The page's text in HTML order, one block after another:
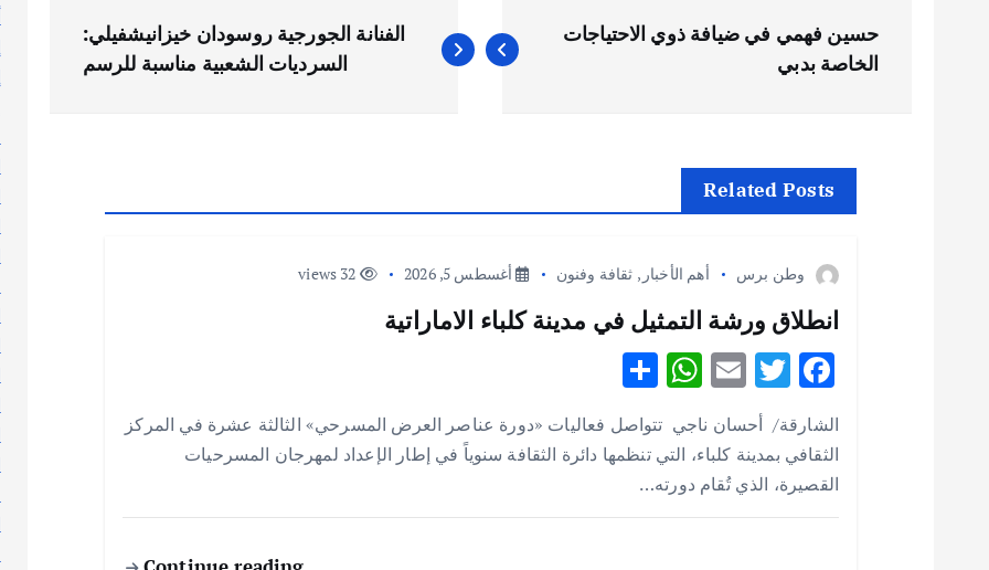
ص
حسين فهمي في ضيافة ذوي الاحتياجات
الخاصة بدبي
الفنانة الجورجية روسودان خيزانيشفيلي:
السرديات الشعبية مناسبة للرسم
Related Posts
وطن برس أهم الأخبار , ثقافة وفنون أغسطس 5, 2026
انطلاق ورشة التمثيل في مدينة كلباء الاماراتية
F
e
b
o
T
w
it
te
r
E
m
ai
l
W
at
s
A
h
ar
e
الشارقة/ أحسان ناجي تتواصل فعاليات «دورة عناصر العرض المسرحي» الثالثة عشرة في المركز
الثقافي بمدينة كلباء، التي تنظمها دائرة الثقافة سنوياً في إطار الإعداد لمهرجان المسرحيات
القصيرة، الذي تُقام دورته…